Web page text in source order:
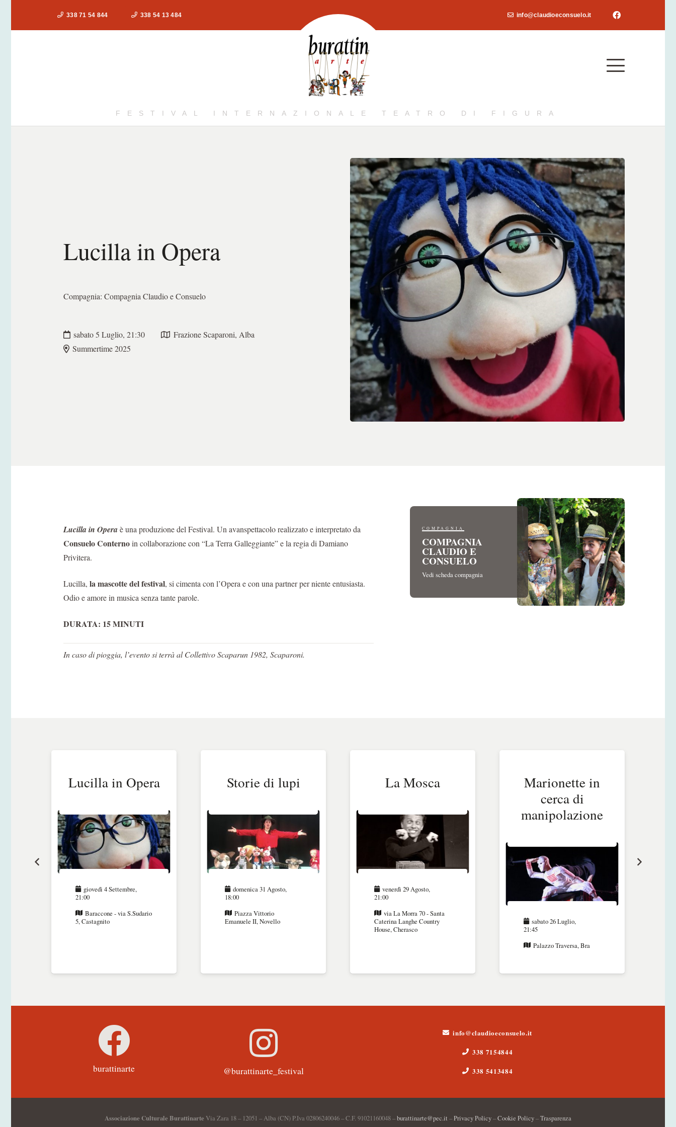
338 71 54 844 338 54 13 484 info@claudioeconsuelo.it
FESTIVAL INTERNAZIONALE TEATRO DI FIGURA
Lucilla in Opera
Compagnia: Compagnia Claudio e Consuelo
sabato 5 Luglio, 21:30
Frazione Scaparoni, Alba
Summertime 2025
Lucilla in Operaè una produzione del Festival. Un avanspettacolo realizzato e interpretato da
Consuelo Conternoin collaborazione con “La Terra Galleggiante” e la regia di Damiano
Privitera.
Lucilla, la mascotte del festival, si cimenta con l’Opera e con una partner per niente entusiasta.
Odio e amore in musica senza tante parole.
DURATA: 15 MINUTI
In caso di pioggia, l’evento si terràal Collettivo Scaparun 1982, Scaparoni.
COMPAGNIA
COMPAGNIA
CLAUDIO E
CONSUELO
Vedi scheda compagnia
Lucilla in Opera
giovedì 4 Settembre,
21:00
Baraccone - via S.Sudario
5, Castagnito
Storie di lupi
domenica 31 Agosto,
18:00
Piazza Vittorio
Emanuele II, Novello
La Mosca
venerdì 29 Agosto,
21:00
via La Morra 70 - Santa
Caterina Langhe Country
House, Cherasco
Marionette in
cerca di
manipolazione
sabato 26 Luglio,
21:45
Palazzo Traversa, Bra
burattinarte @burattinarte_festival
info@claudioeconsuelo.it
338 7154844
338 5413484
Associazione Culturale Burattinarte Via Zara 18 – 12051 – Alba (CN) P.Iva 02806240046 – C.F. 91021160048 –burattinarte@pec.it –Privacy Policy–Cookie Policy–Trasparenza